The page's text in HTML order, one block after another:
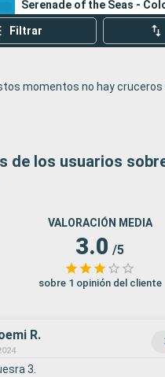
Serenade of the Seas -
Filtrar
momentos no hay cruceros
de los usuarios
VALORACIÓN MEDIA
3.0 /5
sobre 1 opinión del cliente
R.
3.